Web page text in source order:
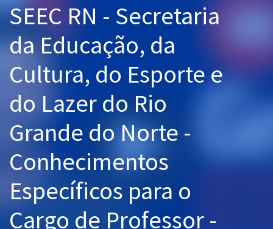
Cursos 20% OFF
Pós
Graduação
OAB
Questões grátis
Conteúdo gratuito
SEEC RN - Secretaria
da Educação, da
Cultura, do Esporte e
do Lazer do Rio
Grande do Norte -
Conhecimentos
Específicos para o
Cargo de Professor -